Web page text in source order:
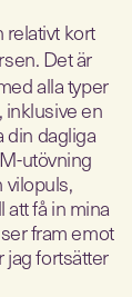
kort
Det är
alla typer
inklusive en
din dagliga
utövning
vilopuls,
att få in mina
fram emot
jag fortsätter